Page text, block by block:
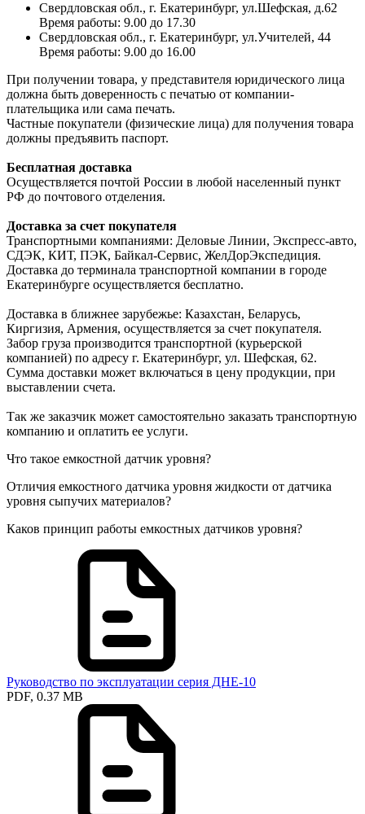
Свердловская обл., г. Екатеринбург, ул.Шефская, д.62
Время работы: 9.00 до 17.30
Свердловская обл., г. Екатеринбург, ул.Учителей, 44
Время работы: 9.00 до 16.00
При получении товара, у представителя юридического лица
должна быть доверенность с печатью от компании-
плательщика или сама печать.
Частные покупатели (физические лица) для получения товара
должны предъявить паспорт.
Бесплатная доставка
Осуществляется почтой России в любой населенный пункт
РФ до почтового отделения.
Доставка за счет покупателя
Транспортными компаниями: Деловые Линии, Экспресс-авто,
СДЭК, КИТ, ПЭК, Байкал-Сервис, ЖелДорЭкспедиция.
Доставка до терминала транспортной компании в городе
Екатеринбурге осуществляется бесплатно.
Доставка в ближнее зарубежье: Казахстан, Беларусь,
Киргизия, Армения, осуществляется за счет покупателя.
Забор груза производится транспортной (курьерской
компанией) по адресу г. Екатеринбург, ул. Шефская, 62.
Сумма доставки может включаться в цену продукции, при
выставлении счета.
Так же заказчик может самостоятельно заказать транспортную
компанию и оплатить ее услуги.
Что такое емкостной датчик уровня?
Отличия емкостного датчика уровня жидкости от датчика
уровня сыпучих материалов?
Каков принцип работы емкостных датчиков уровня?
Руководство по эксплуатации серия ДНЕ-10
PDF, 0.37 MB